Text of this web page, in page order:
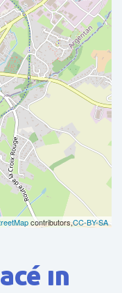
contributors,CC-BY-SA
in